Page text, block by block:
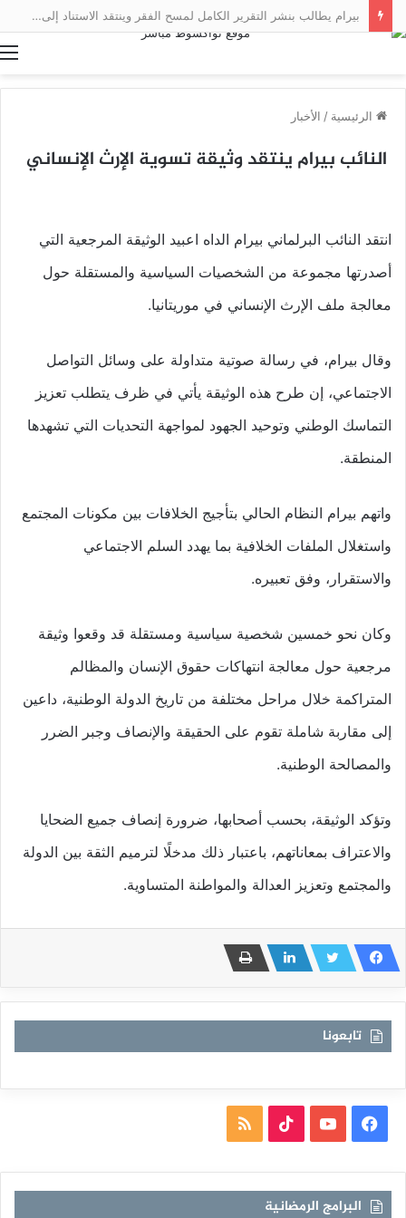
بيرام يطالب بنشر التقرير الكامل لمسح الفقر وينتقد الاستناد إلى نتائج أولية
الرئيسية / الأخبار
النائب بيرام ينتقد وثيقة تسوية الإرث الإنساني
انتقد النائب البرلماني بيرام الداه اعبيد الوثيقة المرجعية التي
أصدرتها مجموعة من الشخصيات السياسية والمستقلة حول
معالجة ملف الإرث الإنساني في موريتانيا.
وقال بيرام، في رسالة صوتية متداولة على وسائل التواصل
الاجتماعي، إن طرح هذه الوثيقة يأتي في ظرف يتطلب تعزيز
التماسك الوطني وتوحيد الجهود لمواجهة التحديات التي تشهدها
المنطقة.
واتهم بيرام النظام الحالي بتأجيج الخلافات بين مكونات المجتمع
واستغلال الملفات الخلافية بما يهدد السلم الاجتماعي
والاستقرار، وفق تعبيره.
وكان نحو خمسين شخصية سياسية ومستقلة قد وقعوا وثيقة
مرجعية حول معالجة انتهاكات حقوق الإنسان والمظالم
المتراكمة خلال مراحل مختلفة من تاريخ الدولة الوطنية، داعين
إلى مقاربة شاملة تقوم على الحقيقة والإنصاف وجبر الضرر
والمصالحة الوطنية.
وتؤكد الوثيقة، بحسب أصحابها، ضرورة إنصاف جميع الضحايا
والاعتراف بمعاناتهم، باعتبار ذلك مدخلًا لترميم الثقة بين الدولة
والمجتمع وتعزيز العدالة والمواطنة المتساوية.
تابعونا
فيسبوكيوتيوب TikTokملخص
RSS
البرامج الرمضانية